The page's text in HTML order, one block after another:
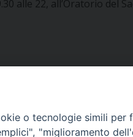
alle 22, all’Oratorio del
o tecnologie simili per
"miglioramento